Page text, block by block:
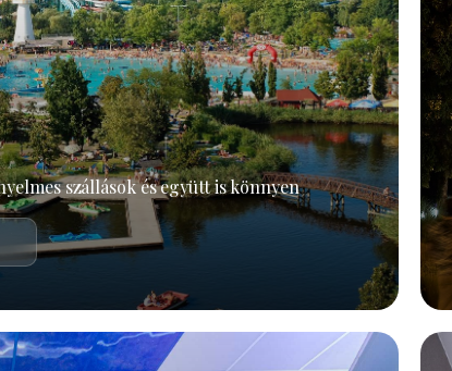
szállások és együtt is könnyen